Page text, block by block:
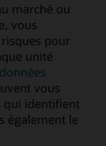
marché ou
vous
pour
unité
vous
qui identifient
également le